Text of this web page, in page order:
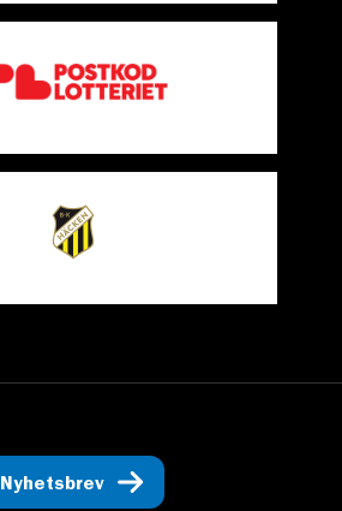
Nyhetsbrev